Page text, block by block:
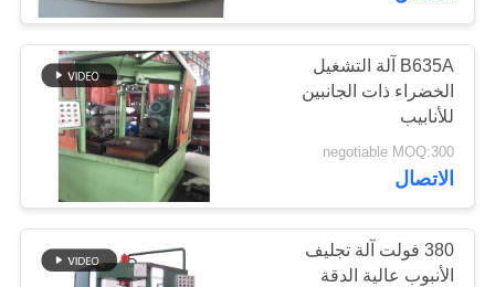
الجودة
اتصل
أخبار
اطلب
ملحوم أنبوب تركيب
767
B635A آلة التشغيل
الخضراء ذات الجانبين
للأنابيب
negotiable MOQ:300
الاتصال
380 فولت آلة تجليف
الأنبوب عالية الدقة